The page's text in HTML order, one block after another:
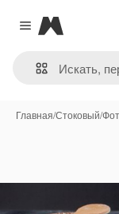
Close menu
Magnific
Главная/Стоковый/